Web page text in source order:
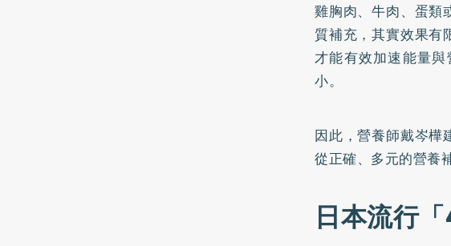
雞胸肉、牛肉、蛋類
質補充，其實效果有
才能有效加速能量
小。
因此，營養師戴岑樺
從正確、多元的營養
日本流行